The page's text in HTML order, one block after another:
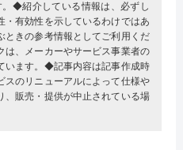
◆紹介している情報は、必ずし
・有効性を示しているわけではあ
ときの参考情報としてご利用くだ
、メーカーやサービス事業者の
います。◆記事内容は記事作成時
スのリニューアルによって仕様や
、販売・提供が中止されている場